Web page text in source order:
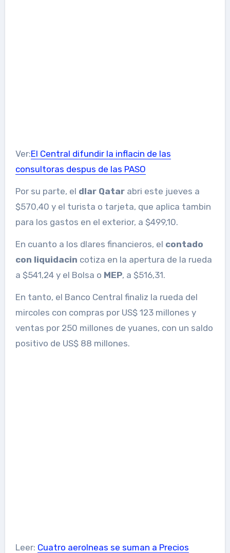
Ver:El Central difundir la inflacin de las
consultoras despus de las PASO
Por su parte, el dlar Qatar abri este jueves a
$570,40 y el turista o tarjeta, que aplica tambin
para los gastos en el exterior, a $499,10.
En cuanto a los dlares financieros, el contado
con liquidacin cotiza en la apertura de la rueda
a $541,24 y el Bolsa o MEP, a $516,31.
En tanto, el Banco Central finaliz la rueda del
mircoles con compras por US$ 123 millones y
ventas por 250 millones de yuanes, con un saldo
positivo de US$ 88 millones.
Leer: Cuatro aerolneas se suman a Precios